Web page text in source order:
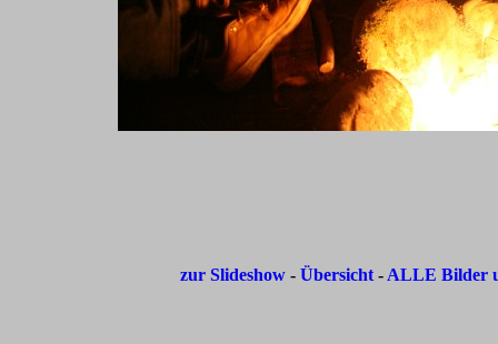
zur Slideshow- Übersicht - ALLE Bilder